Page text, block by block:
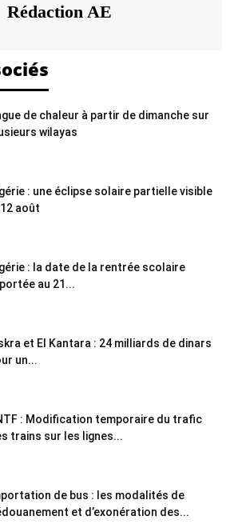
Rédaction AE
de chaleur à partir de dimanche sur
wilayas
: une éclipse solaire partielle visible
août
: la date de la rentrée scolaire
au 21...
et El Kantara : 24 milliards de dinars
un...
: Modification temporaire du trafic
trains sur les lignes...
de bus : les modalités de
et d’exonération des...